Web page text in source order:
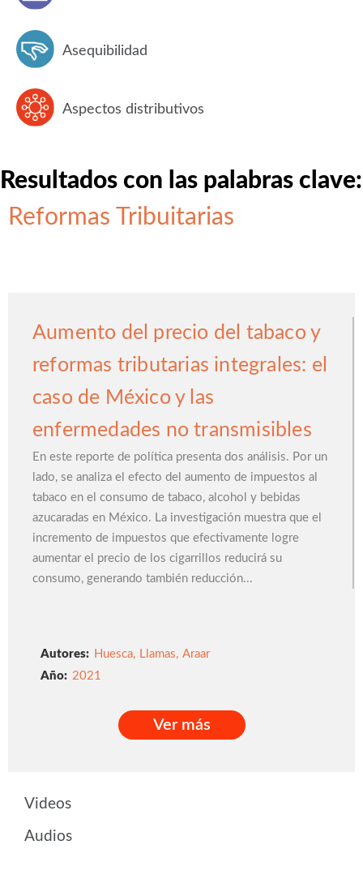
Asequibilidad
Aspectos distributivos
Resultados con las palabras clave:
Reformas Tribuitarias
Aumento del precio del tabaco y
reformas tributarias integrales: el
caso de México y las
enfermedades no transmisibles
En este reporte de política presenta dos análisis. Por un
lado, se analiza el efecto del aumento de impuestos al
tabaco en el consumo de tabaco, alcohol y bebidas
azucaradas en México. La investigación muestra que el
incremento de impuestos que efectivamente logre
aumentar el precio de los cigarrillos reducirá su
consumo, generando también reducción...
Autores: Huesca, Llamas, Araar
2021
Ver más
Videos
Audios